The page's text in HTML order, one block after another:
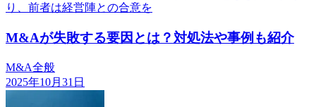
り、前者は経営陣との合意を
M&Aが失敗する要因とは？対処法や事例も紹介
M&A全般
2025年10月31日